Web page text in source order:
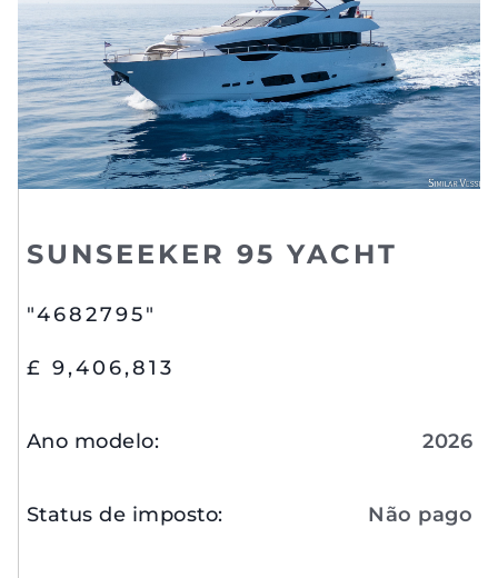
SUNSEEKER 95 YACHT
"4682795"
£ 9,406,813
Ano modelo: 2026
Status de imposto: Não pago